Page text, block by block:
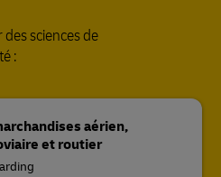
sciences de
:
aérien,
et routier